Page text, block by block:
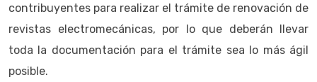
contribuyentes para realizar el trámite de renovación de
revistas electromecánicas, por lo que deberán llevar
toda la documentación para el trámite sea lo más ágil
posible.